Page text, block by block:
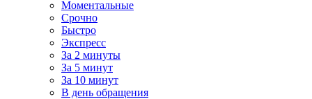
Моментальные
Срочно
Быстро
Экспресс
За 2 минуты
За 5 минут
За 10 минут
В день обращения